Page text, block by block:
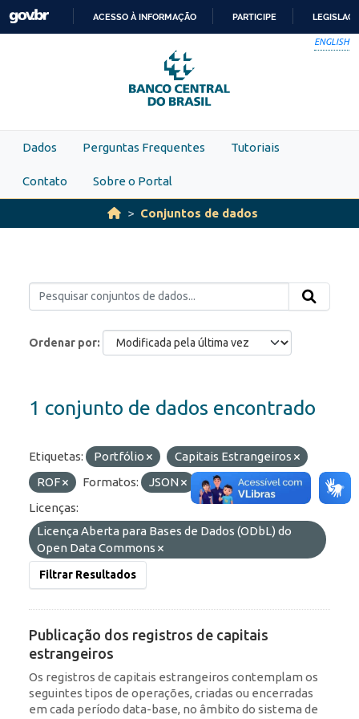
Skip to main content
PARA
O
CONTEÚDO
ACESSO À INFORMAÇÃO PARTICIPE
ENGLISH
Dados Perguntas Frequentes Tutoriais
Contato Sobre o Portal
Conjuntos de dados
Ordenar por
1 conjunto de dados encontrado
Etiquetas: Portfólio
Capitais Estrangeiros
ROF
Formatos: JSON API
HTML
Licenças:
Licença Aberta para Bases de Dados (ODbL) do
Open Data Commons
Filtrar Resultados
Publicação dos registros de capitais
estrangeiros
Os registros de capitais estrangeiros contemplam os
seguintes tipos de operações, criadas ou encerradas
em cada período data-base, no âmbito do sistema de